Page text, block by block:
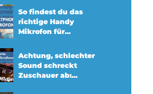
So findest du das
richtige Handy
Mikrofon für...
Achtung, schlechter
Sound schreckt
Zuschauer ab:...